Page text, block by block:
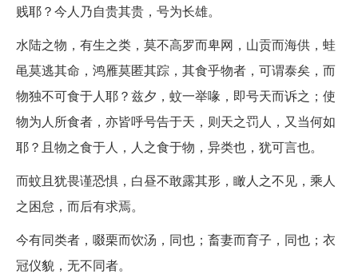
贱耶？今人乃自贵其贵，号为长雄。
水陆之物，有生之类，莫不高罗而卑网，山贡而海供，蛙
黾莫逃其命，鸿雁莫匿其踪，其食乎物者，可谓泰矣，而
物独不可食于人耶？兹夕，蚊一举喙，即号天而诉之；使
物为人所食者，亦皆呼号告于天，则天之罚人，又当何如
耶？且物之食于人，人之食于物，异类也，犹可言也。
而蚊且犹畏谨恐惧，白昼不敢露其形，瞰人之不见，乘人
之困怠，而后有求焉。
今有同类者，啜栗而饮汤，同也；畜妻而育子，同也；衣
冠仪貌，无不同者。